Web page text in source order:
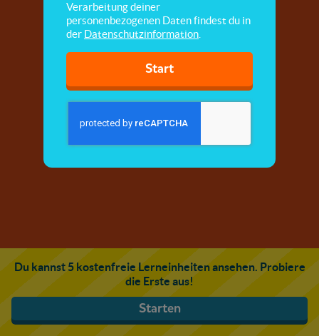
Du kannst 5 kostenfreie Lerneinheiten ansehen. Probiere
die Erste aus!
Starten
Verarbeitung deiner
personenbezogenen Daten findest du in
der Datenschutzinformation
Start